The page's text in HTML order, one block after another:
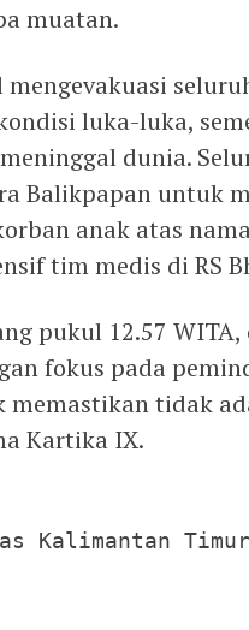
muatan.
mengevakuasi
luka-luka,
dunia.
Balikpapan untuk
anak atas
tim medis di RS
pukul 12.57
fokus pada
memastikan tidak
Kartika IX.
Kalimantan Timur